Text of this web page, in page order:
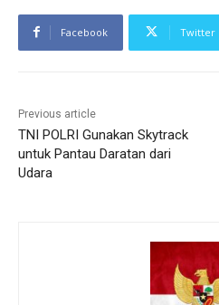
Facebook Twitter
Previous article
TNI POLRI Gunakan Skytrack
untuk Pantau Daratan dari
Udara